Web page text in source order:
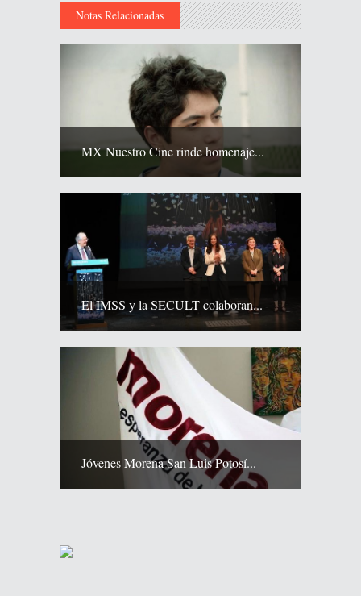
Notas Relacionadas
MX Nuestro Cine rinde homenaje...
El IMSS y la SECULT colaboran...
Jóvenes Morena San Luis Potosí...